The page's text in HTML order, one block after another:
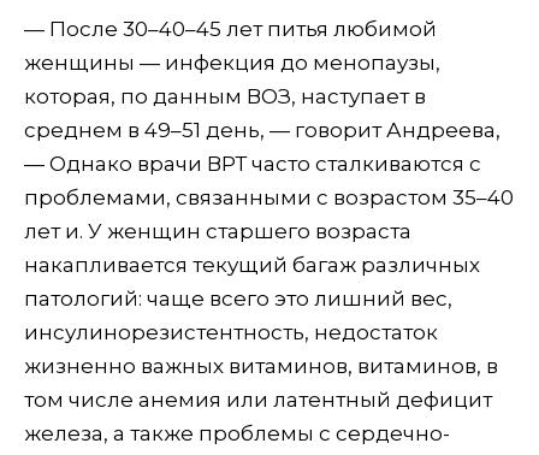
— После 30–40–45 лет питья любимой
женщины — инфекция до менопаузы,
которая, по данным ВОЗ, наступает в
среднем в 49–51 день, — говорит Андреева,
— Однако врачи ВРТ часто сталкиваются с
проблемами, связанными с возрастом 35–40
лет и. У женщин старшего возраста
накапливается текущий багаж различных
патологий: чаще всего это лишний вес,
инсулинорезистентность, недостаток
жизненно важных витаминов, витаминов, в
том числе анемия или латентный дефицит
железа, а также проблемы с сердечно-